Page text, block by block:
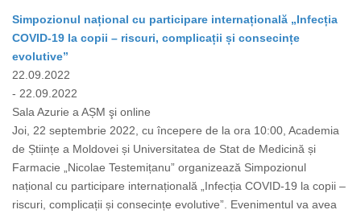
Simpozionul național cu participare internațională „Infecția
COVID-19 la copii – riscuri, complicații și consecințe
evolutive”
22.09.2022
- 22.09.2022
Sala Azurie a AȘM şi online
Joi, 22 septembrie 2022, cu începere de la ora 10:00, Academia
de Științe a Moldovei și Universitatea de Stat de Medicină și
Farmacie „Nicolae Testemițanu” organizează Simpozionul
național cu participare internațională „Infecția COVID-19 la copii –
riscuri, complicații și consecințe evolutive”. Evenimentul va avea